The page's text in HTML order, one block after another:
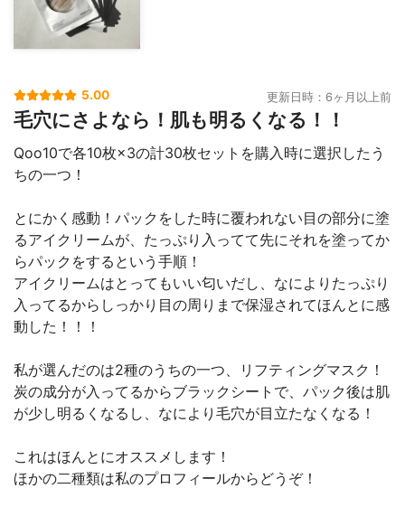
5.00 更新日時：6ヶ月以上前
毛穴にさよなら！肌も明るくなる！！
Qoo10で各10枚×3の計30枚セットを購入時に選択したう
ちの一つ！
とにかく感動！パックをした時に覆われない目の部分に塗
るアイクリームが、たっぷり入ってて先にそれを塗ってか
らパックをするという手順！
アイクリームはとってもいい匂いだし、なによりたっぷり
入ってるからしっかり目の周りまで保湿されてほんとに感
動した！！！
私が選んだのは2種のうちの一つ、リフティングマスク！
炭の成分が入ってるからブラックシートで、パック後は肌
が少し明るくなるし、なにより毛穴が目立たなくなる！
これはほんとにオススメします！
ほかの二種類は私のプロフィールからどうぞ！